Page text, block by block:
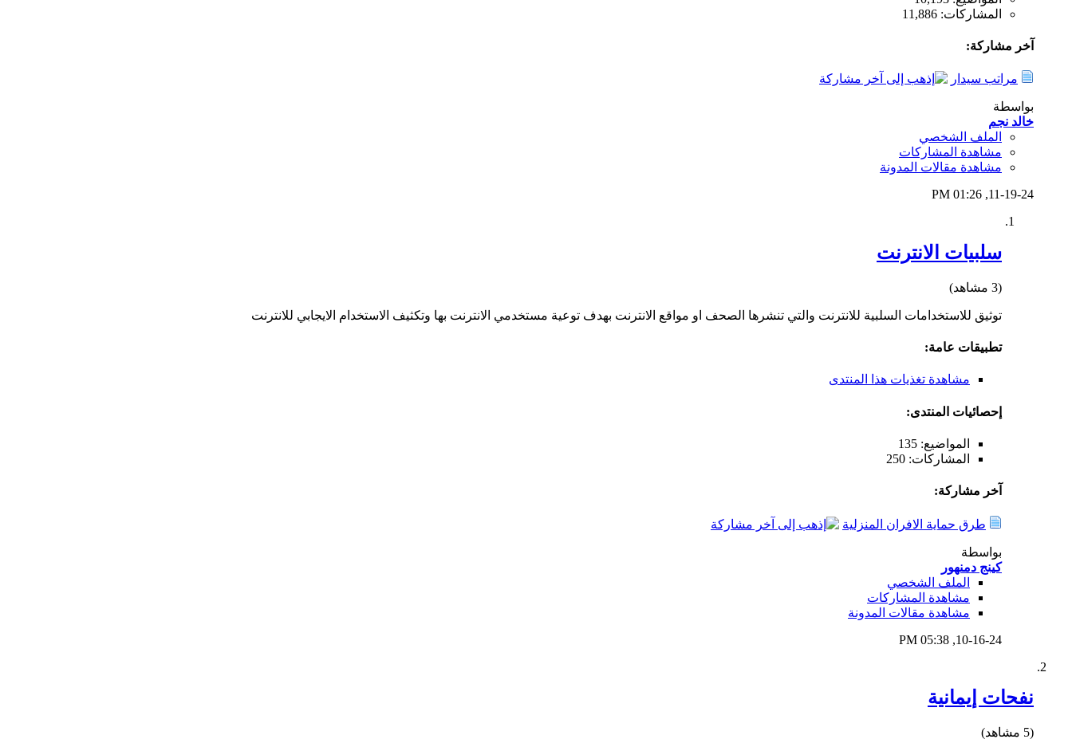
المشاركات: 11,886
آخر مشاركة:
مراتب سيدار
بواسطة
خالد نجم
الملف الشخصي
مشاهدة المشاركات
مشاهدة مقالات المدونة
11-19-24,
01:26 PM
سلبيات الانترنت
(3 مشاهد)
توثيق للاستخدامات السلبية للانترنت والتي تنشرها الصحف او مواقع الانترنت بهدف توعية مستخدمي الانترنت بها وتكثيف الاستخدام الايجابي للانترنت
تطبيقات عامة:
مشاهدة تغذيات هذا المنتدى
إحصائيات المنتدى:
المواضيع: 135
المشاركات: 250
آخر مشاركة:
طرق حماية الافران المنزلية
بواسطة
كينج دمنهور
الملف الشخصي
مشاهدة المشاركات
مشاهدة مقالات المدونة
10-16-24,
05:38 PM
نفحات إيمانية
(5 مشاهد)